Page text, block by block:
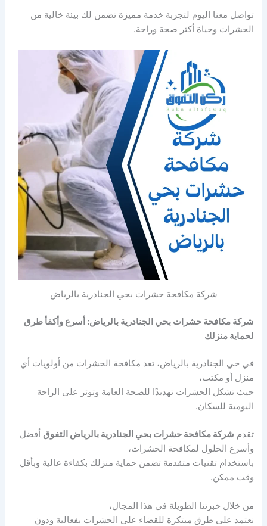
تواصل معنا اليوم لتجربة خدمة مميزة تضمن لك بيئة خالية من
الحشرات وحياة أكثر صحة وراحة.
شركة مكافحة حشرات بحي الجنادرية بالرياض
شركة مكافحة حشرات بحي الجنادرية بالرياض: أسرع وأكفأ طرق
لحماية منزلك
في حي الجنادرية بالرياض، تعد مكافحة الحشرات من أولويات أي
منزل أو مكتب،
حيث تشكل الحشرات تهديدًا للصحة العامة وتؤثر على الراحة
اليومية للسكان.
تقدم شركة مكافحة حشرات بحي الجنادرية بالرياض التفوق أفضل
وأسرع الحلول لمكافحة الحشرات،
باستخدام تقنيات متقدمة تضمن حماية منزلك بكفاءة عالية وبأقل
وقت ممكن.
من خلال خبرتنا الطويلة في هذا المجال،
نعتمد على طرق مبتكرة للقضاء على الحشرات بفعالية ودون